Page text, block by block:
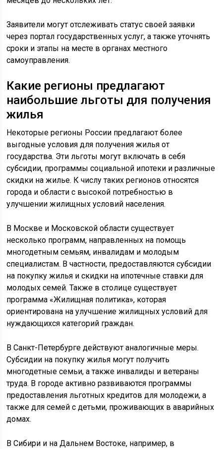
Заявители могут отслеживать статус своей заявки
через портал государственных услуг, а также уточнять
сроки и этапы на месте в органах местного
самоуправления.
Какие регионы предлагают
наибольшие льготы для получения
жилья
Некоторые регионы России предлагают более
выгодные условия для получения жилья от
государства. Эти льготы могут включать в себя
субсидии, программы социальной ипотеки и различные
скидки на жилье. К числу таких регионов относятся
города и области с высокой потребностью в
улучшении жилищных условий населения.
В Москве и Московской области существует
несколько программ, направленных на помощь
многодетным семьям, инвалидам и молодым
специалистам. В частности, предоставляются субсидии
на покупку жилья и скидки на ипотечные ставки для
молодых семей. Также в столице существует
программа «Жилищная политика», которая
ориентирована на улучшение жилищных условий для
нуждающихся категорий граждан.
В Санкт-Петербурге действуют аналогичные меры.
Субсидии на покупку жилья могут получить
многодетные семьи, а также инвалиды и ветераны
труда. В городе активно развиваются программы
предоставления льготных кредитов для молодежи, а
также для семей с детьми, проживающих в аварийных
домах.
В Сибири и на Дальнем Востоке, например, в